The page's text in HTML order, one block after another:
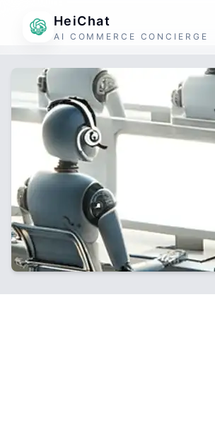
HeiChat
AI COMMERCE CONCIERGE